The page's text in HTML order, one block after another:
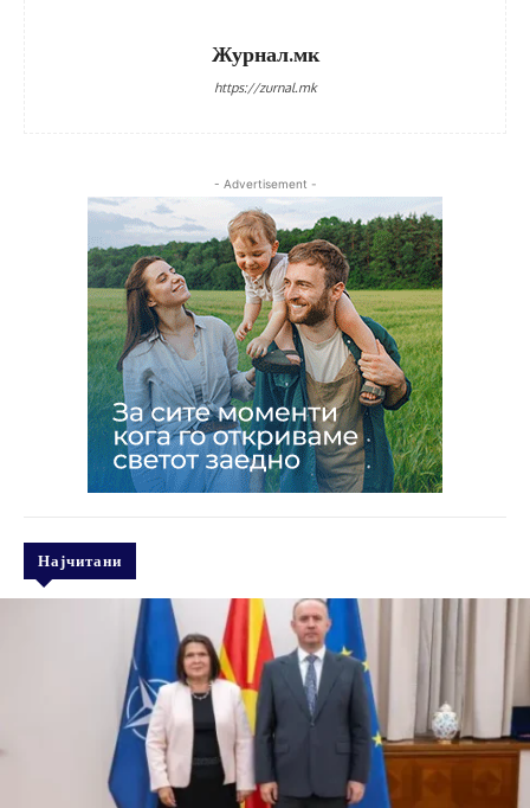
Журнал.мк
https://zurnal.mk
- Advertisement -
Најчитани